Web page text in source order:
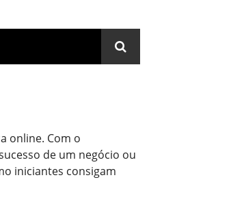
online. Com o
de um negócio ou
iniciantes consigam